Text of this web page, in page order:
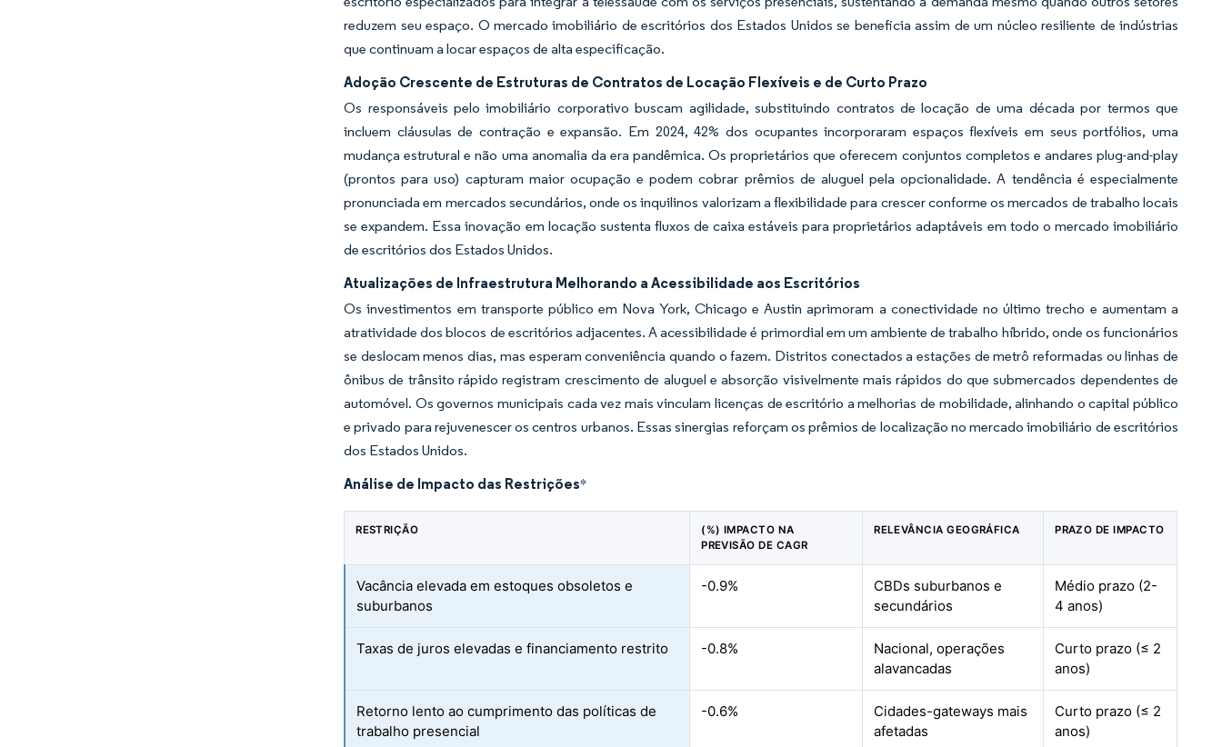
reduzem seu espaço. O mercado imobiliário de escritórios dos Estados Unidos se beneficia assim de um núcleo resiliente de indústrias
que continuam a locar espaços de alta especificação.
Adoção Crescente de Estruturas de Contratos de Locação Flexíveis e de Curto Prazo
Os responsáveis pelo imobiliário corporativo buscam agilidade, substituindo contratos de locação de uma década por termos que
incluem cláusulas de contração e expansão. Em 2024, 42% dos ocupantes incorporaram espaços flexíveis em seus portfólios, uma
mudança estrutural e não uma anomalia da era pandêmica. Os proprietários que oferecem conjuntos completos e andares plug-and-play
(prontos para uso) capturam maior ocupação e podem cobrar prêmios de aluguel pela opcionalidade. A tendência é especialmente
pronunciada em mercados secundários, onde os inquilinos valorizam a flexibilidade para crescer conforme os mercados de trabalho locais
se expandem. Essa inovação em locação sustenta fluxos de caixa estáveis para proprietários adaptáveis em todo o mercado imobiliário
de escritórios dos Estados Unidos.
Atualizações de Infraestrutura Melhorando a Acessibilidade aos Escritórios
Os investimentos em transporte público em Nova York, Chicago e Austin aprimoram a conectividade no último trecho e aumentam a
atratividade dos blocos de escritórios adjacentes. A acessibilidade é primordial em um ambiente de trabalho híbrido, onde os funcionários
se deslocam menos dias, mas esperam conveniência quando o fazem. Distritos conectados a estações de metrô reformadas ou linhas de
ônibus de trânsito rápido registram crescimento de aluguel e absorção visivelmente mais rápidos do que submercados dependentes de
automóvel. Os governos municipais cada vez mais vinculam licenças de escritório a melhorias de mobilidade, alinhando o capital público
e privado para rejuvenescer os centros urbanos. Essas sinergias reforçam os prêmios de localização no mercado imobiliário de escritórios
dos Estados Unidos.
Análise de Impacto das Restrições*
RESTRIÇÃO
(%) IMPACTO NA
PREVISÃO DE CAGR
RELEVÂNCIA GEOGRÁFICA PRAZO DE IMPACTO
Vacância elevada em estoques obsoletos e
suburbanos
-0.9%
CBDs suburbanos e
secundários
Médio prazo (2-
4 anos)
Taxas de juros elevadas e financiamento restrito -0.8%
Nacional, operações
alavancadas
Curto prazo (≤ 2
anos)
Retorno lento ao cumprimento das políticas de
trabalho presencial
-0.6%
Cidades-gateways mais
afetadas
Curto prazo (≤ 2
anos)